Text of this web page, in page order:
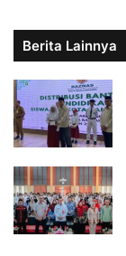
Berita Lainnya